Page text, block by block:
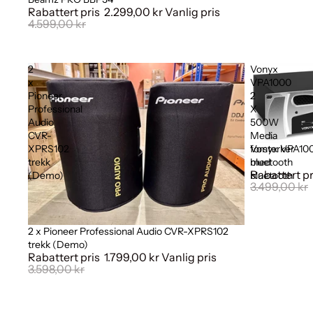
Rabattert pris 2.299,00 krVanlig pris
4.599,00 kr
2
x
Pioneer
Professional
Audio
CVR-
XPRS102
trekk
(Demo)
Salg
2 x Pioneer Professional Audio CVR-XPRS102
trekk (Demo)
Rabattert pris 1.799,00 krVanlig pris
3.598,00 kr
Vonyx
VPA1000
2
X
500W
Media
forsterker
med
bluetooth
Salg
Vonyx
bluetooth
Rabattert
3.499,00 kr